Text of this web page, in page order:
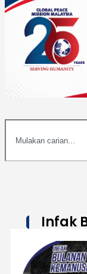
Infak